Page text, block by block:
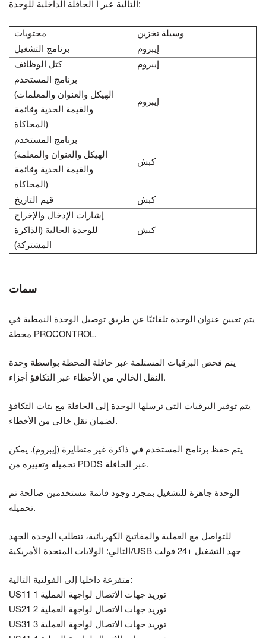
التالية عبر أ الحافلة الداخلية للوحدة:
محتويات
وسيلة تخزين
برنامج التشغيل
إيبروم
كتل الوظائف
إيبروم
برنامج المستخدم
(الهيكل والعنوان والمعلمات
والقيمة الحدية وقائمة
المحاكاة)
إيبروم
برنامج المستخدم
(الهيكل والعنوان والمعلمة
والقيمة الحدية وقائمة
المحاكاة)
كبش
قيم التاريخ
كبش
إشارات الإدخال والإخراج
للوحدة الحالية (الذاكرة
المشتركة)
كبش
سمات
يتم تعيين عنوان الوحدة تلقائيًا عن طريق توصيل
الوحدة النمطية في
محطة PROCONTROL.
يتم فحص البرقيات المستلمة عبر حافلة المحطة بواسطة وحدة
النقل الخالي من الأخطاء عبر التكافؤ أجزاء.
يتم توفير البرقيات التي ترسلها الوحدة إلى الحافلة مع بتات التكافؤ
لضمان نقل خالي من الأخطاء.
يتم حفظ برنامج المستخدم في ذاكرة غير متطايرة (إيبروم). يمكن
تحميله وتغييره من PDDS
عبرالحافلة.
الوحدة جاهزة للتشغيل بمجرد وجود قائمة مستخدمين صالحة تم
تحميله.
للتواصل مع العملية والمفاتيح الكهربائية، تتطلب الوحدة الجهد
التالي:
الولايات المتحدة الأمريكية/USB جهد التشغيل +24 فولت
متفرعة داخليا إلى الفولتية التالية:
US11 توريد جهات الاتصال لواجهة العملية 1
US21 توريد جهات الاتصال لواجهة العملية 2
US31 توريد جهات الاتصال لواجهة العملية 3